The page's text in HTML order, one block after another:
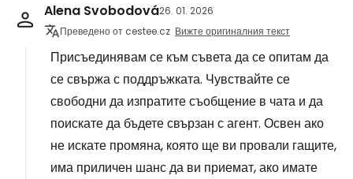
Alena Svobodová26. 01. 2026
Преведено от cestee.cz Вижте оригиналния текст
Присъединявам се към съвета да се опитам да
се свържа с поддръжката. Чувствайте се
свободни да изпратите съобщение в чата и да
поискате да бъдете свързан с агент. Освен ако
не искате промяна, която ще ви провали гащите,
има приличен шанс да ви приемат, ако имате